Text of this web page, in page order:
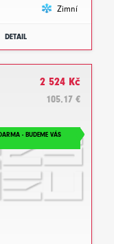
Zimní
DETAIL
2 524 Kč
105.17 €
- BUDEME VÁS